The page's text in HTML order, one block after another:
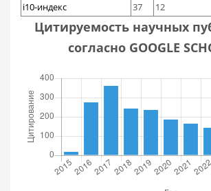
i10-индекс
37 12
Цитируемость научных
согласно GOOGLE